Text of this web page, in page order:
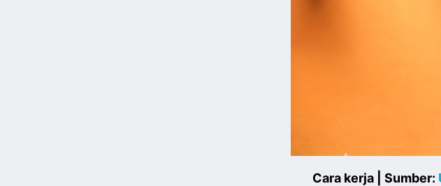
Cara kerja | Sumber: